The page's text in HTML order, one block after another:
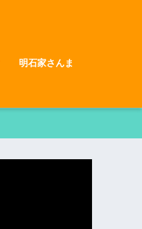
明石家さんま